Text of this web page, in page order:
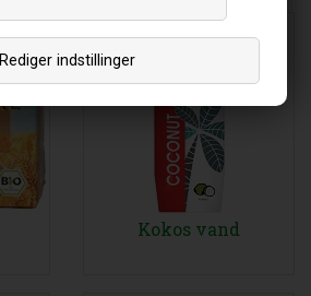
Rediger indstillinger
Kokos vand